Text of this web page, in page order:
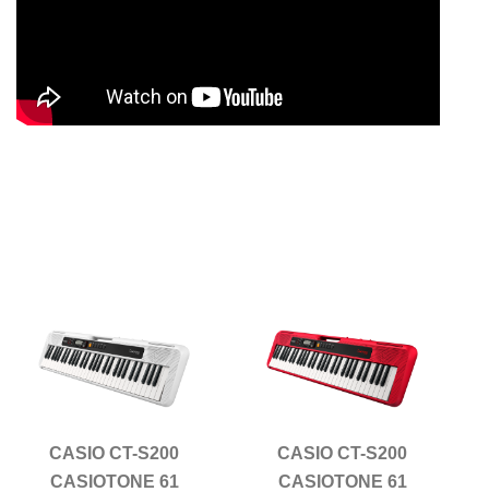
CASIO CT-S200
CASIOTONE 61
CASIO CT-S200
CASIOTONE 61